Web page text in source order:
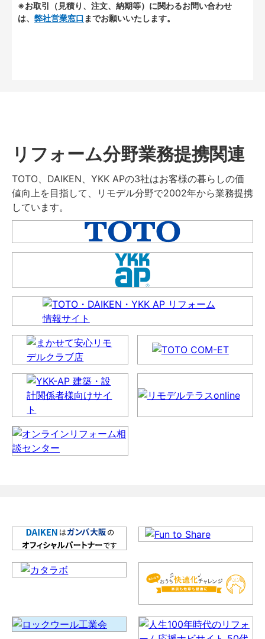
※お取引（見積り、注文、納期等）に関わるお問い合わせ
は、 弊社営業窓口 までお願いいたします。
リフォーム分野業務提携関連
TOTO、DAIKEN、YKK APの3社はお客様の暮らしの価
値向上を目指して、リモデル分野で2002年から業務提携
しています。